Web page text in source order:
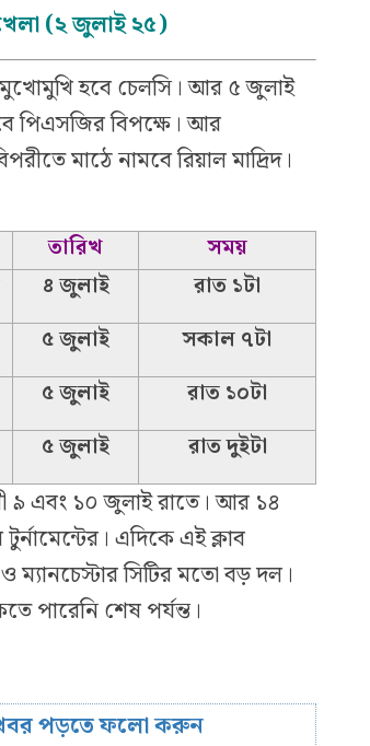
(২ জুলাই ২৫)
হবে চেলসি। আর ৫ জুলাই
পিএসজির বিপক্ষে। আর
মাঠে নামবে রিয়াল মাদ্রিদ।
তারিখ
সময়
৪ জুলাই
রাত ১টা
৫ জুলাই
সকাল ৭টা
৫ জুলাই
রাত ১০টা
৫ জুলাই রাত দুইটা
৯ এবং ১০ জুলাই রাতে। আর ১৪
এদিকে এই ক্লাব
ম্যানচেস্টার সিটির মতো বড় দল।
পারেনি শেষ পর্যন্ত।
খবর পড়তে ফলো করুন